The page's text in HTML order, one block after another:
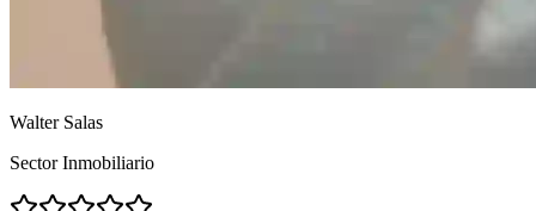
Walter Salas
Sector Inmobiliario